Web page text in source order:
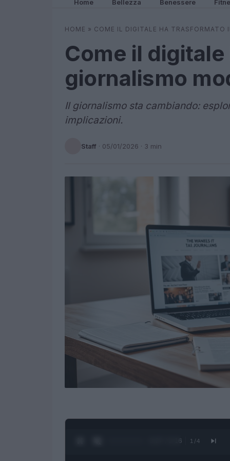
Home Bellezza Benessere
HOME » COME IL DIGITALE HA TRASFORMATO
Come il
giornalismo
Il giornalismo sta cambiando:
implicazioni.
Staff · 05/01/2026 · 3 min
0:28 / 3:16 1 /4